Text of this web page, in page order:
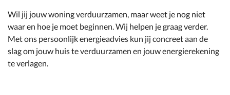
Wil jij jouw woning verduurzamen, maar weet je nog niet
waar en hoe je moet beginnen. Wij helpen je graag verder.
Met ons persoonlijk energieadvies kun jij concreet aan de
slag om jouw huis te verduurzamen en jouw energierekening
te verlagen.